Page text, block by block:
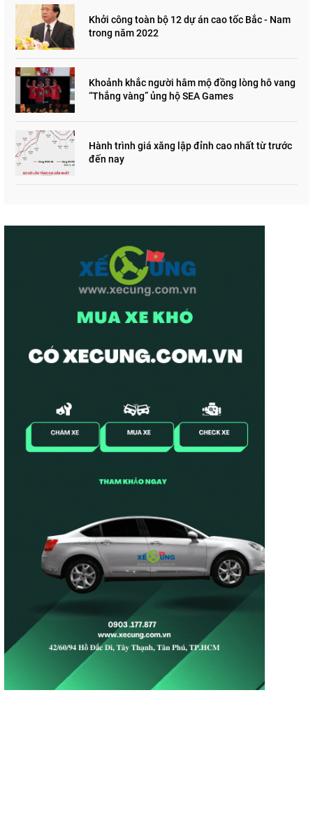
Khởi công toàn bộ 12 dự án cao tốc Bắc - Nam
trong năm 2022
Khoảnh khắc người hâm mộ đồng lòng hô vang
“Thắng vàng” ủng hộ SEA Games
Hành trình giá xăng lập đỉnh cao nhất từ trước
đến nay